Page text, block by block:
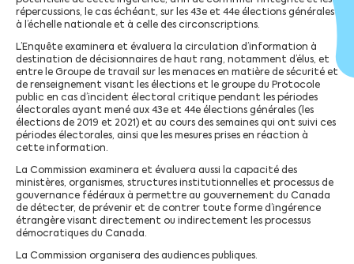
répercussions, le cas échéant, sur les 43e et 44e élections générales
à l’échelle nationale et à celle des circonscriptions.
L’Enquête examinera et évaluera la circulation d’information à
destination de décisionnaires de haut rang, notamment d’élus, et
entre le Groupe de travail sur les menaces en matière de sécurité et
de renseignement visant les élections et le groupe du Protocole
public en cas d’incident électoral critique pendant les périodes
électorales ayant mené aux 43e et 44e élections générales (les
élections de 2019 et 2021) et au cours des semaines qui ont suivi ces
périodes électorales, ainsi que les mesures prises en réaction à
cette information.
La Commission examinera et évaluera aussi la capacité des
ministères, organismes, structures institutionnelles et processus de
gouvernance fédéraux à permettre au gouvernement du Canada
de détecter, de prévenir et de contrer toute forme d’ingérence
étrangère visant directement ou indirectement les processus
démocratiques du Canada.
La Commission organisera des audiences publiques.